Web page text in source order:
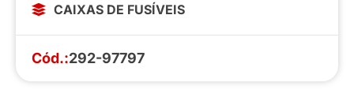
CAIXAS DE FUSÍVEIS
Cód.:292-97797